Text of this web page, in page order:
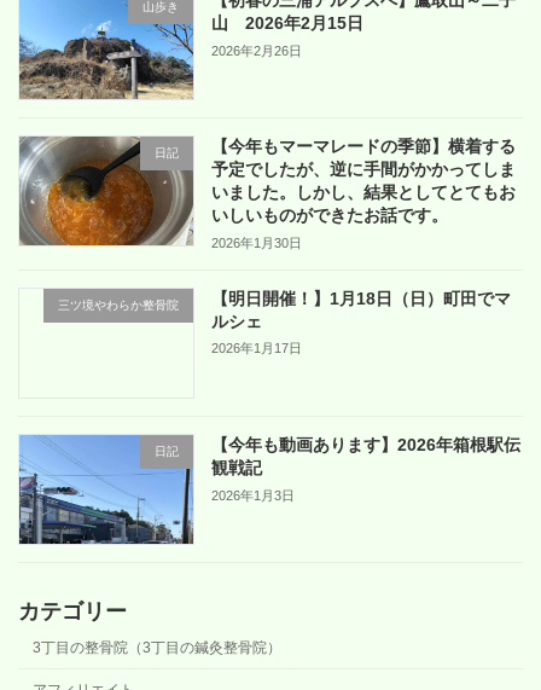
山歩き
山 2026年2月15日
2026年2月26日
日記
【今年もマーマレードの季節】横着する
予定でしたが、逆に手間がかかってしま
いました。しかし、結果としてとてもお
いしいものができたお話です。
2026年1月30日
三ツ境やわらか整骨院
【明日開催！】1月18日（日）町田でマ
ルシェ
2026年1月17日
日記
【今年も動画あります】2026年箱根駅伝
観戦記
2026年1月3日
カテゴリー
3丁目の整骨院（3丁目の鍼灸整骨院）